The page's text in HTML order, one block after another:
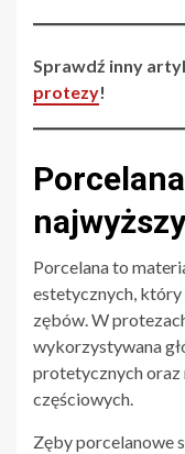
Sprawdź inny
protezy!
Porcelana to
estetycznych,
zębów. W
wykorzystywana
protetycznych oraz
częściowych.
Zęby porcelanowe